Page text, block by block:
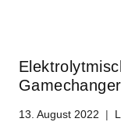
13. August 2022